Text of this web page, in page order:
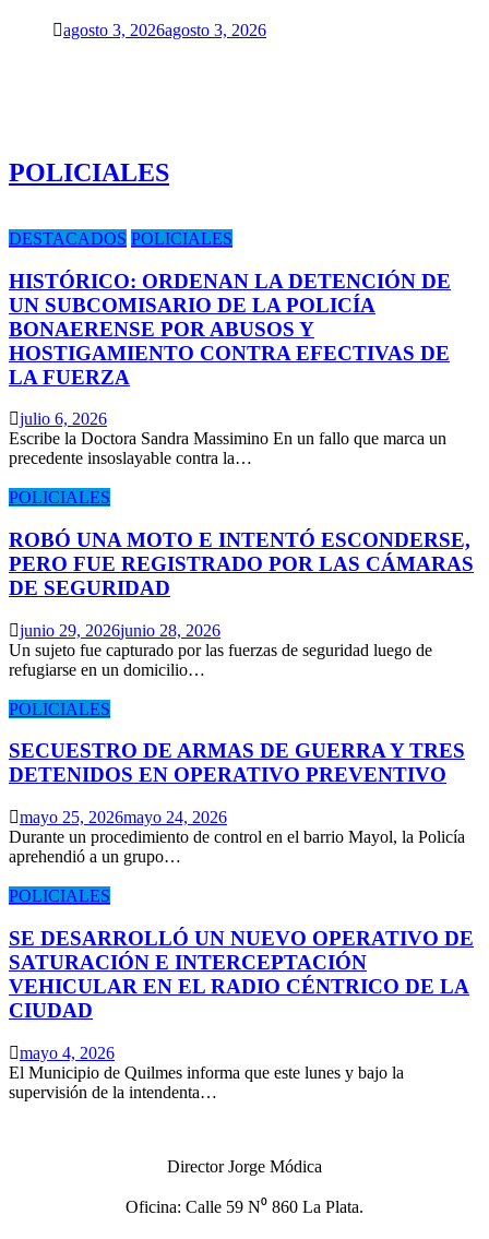
agosto 3, 2026agosto 3, 2026
POLICIALES
DESTACADOS POLICIALES
HISTÓRICO: ORDENAN LA DETENCIÓN DE
UN SUBCOMISARIO DE LA POLICÍA
BONAERENSE POR ABUSOS Y
HOSTIGAMIENTO CONTRA EFECTIVAS DE
LA FUERZA
julio 6, 2026
Escribe la Doctora Sandra Massimino En un fallo que marca un
precedente insoslayable contra la…
POLICIALES
ROBÓ UNA MOTO E INTENTÓ ESCONDERSE,
PERO FUE REGISTRADO POR LAS CÁMARAS
DE SEGURIDAD
junio 29, 2026junio 28, 2026
Un sujeto fue capturado por las fuerzas de seguridad luego de
refugiarse en un domicilio…
POLICIALES
SECUESTRO DE ARMAS DE GUERRA Y TRES
DETENIDOS EN OPERATIVO PREVENTIVO
mayo 25, 2026mayo 24, 2026
Durante un procedimiento de control en el barrio Mayol, la Policía
aprehendió a un grupo…
POLICIALES
SE DESARROLLÓ UN NUEVO OPERATIVO DE
SATURACIÓN E INTERCEPTACIÓN
VEHICULAR EN EL RADIO CÉNTRICO DE LA
CIUDAD
mayo 4, 2026
El Municipio de Quilmes informa que este lunes y bajo la
supervisión de la intendenta…
Director Jorge Módica
Oficina: Calle 59 N⁰ 860 La Plata.